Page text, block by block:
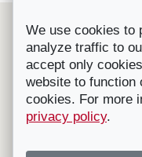
Le Suisse Convention
nationale à but non
destinations et
incentives en Suisse.
Affilié à l'OT Suisse,
de l'aide pour
séminaires, incentives,
Contactez-nous|
We use cookies to
analyze traffic to
accept only
website to function
cookies. For more
privacy policy.